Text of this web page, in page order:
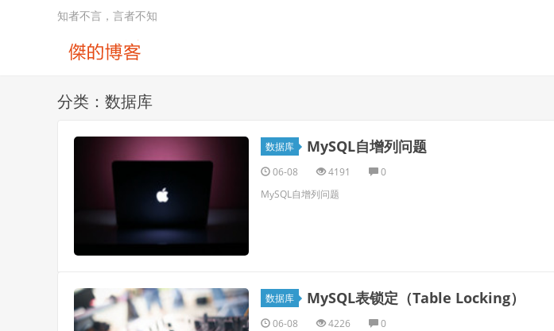
知者不言，言者不知
分类：数据库
数据库 MySQL自增列问题
06-08 4191
0
MySQL自增列问题
数据库 MySQL表锁定（Table Locking）
06-08 4226
0